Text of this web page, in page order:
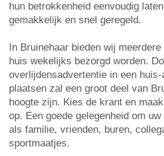
hun betrokkenheid eenvoudig
gemakkelijk en snel geregeld.
In Bruinehaar bieden wij
huis wekelijks bezorgd worden.
overlijdensadvertentie in een
plaatsen zal een groot deel van
hoogte zijn. Kies de krant en
op. Een goede gelegenheid om
als familie, vrienden, buren,
sportmaatjes.